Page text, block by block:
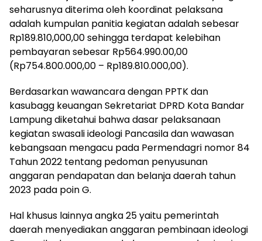
seharusnya diterima oleh koordinat pelaksana
adalah kumpulan panitia kegiatan adalah sebesar
Rp189.810,000,00 sehingga terdapat kelebihan
pembayaran sebesar Rp564.990.00,00
(Rp754.800.000,00 – Rp189.810.000,00).
Berdasarkan wawancara dengan PPTK dan
kasubagg keuangan Sekretariat DPRD Kota Bandar
Lampung diketahui bahwa dasar pelaksanaan
kegiatan swasali ideologi Pancasila dan wawasan
kebangsaan mengacu pada Permendagri nomor 84
Tahun 2022 tentang pedoman penyusunan
anggaran pendapatan dan belanja daerah tahun
2023 pada poin G.
Hal khusus lainnya angka 25 yaitu pemerintah
daerah menyediakan anggaran pembinaan ideologi